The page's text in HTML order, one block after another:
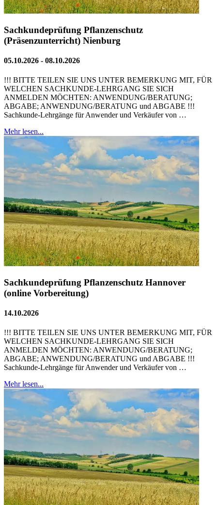
Sachkundeprüfung Pflanzenschutz
(Präsenzunterricht) Nienburg
05.10.2026 - 08.10.2026
!!! BITTE TEILEN SIE UNS UNTER BEMERKUNG MIT, FÜR
WELCHEN SACHKUNDE-LEHRGANG SIE SICH
ANMELDEN MÖCHTEN: ANWENDUNG/BERATUNG;
ABGABE; ANWENDUNG/BERATUNG und ABGABE !!!
Sachkunde-Lehrgänge für Anwender und Verkäufer von …
Mehr lesen...
Sachkundeprüfung Pflanzenschutz Hannover
(online Vorbereitung)
14.10.2026
!!! BITTE TEILEN SIE UNS UNTER BEMERKUNG MIT, FÜR
WELCHEN SACHKUNDE-LEHRGANG SIE SICH
ANMELDEN MÖCHTEN: ANWENDUNG/BERATUNG;
ABGABE; ANWENDUNG/BERATUNG und ABGABE !!!
Sachkunde-Lehrgänge für Anwender und Verkäufer von …
Mehr lesen...